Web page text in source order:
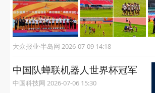
大众报业·半岛网 2026-07-09 14:18
中国队蝉联机器人世界杯冠军
中国科技网 2026-07-06 15:30